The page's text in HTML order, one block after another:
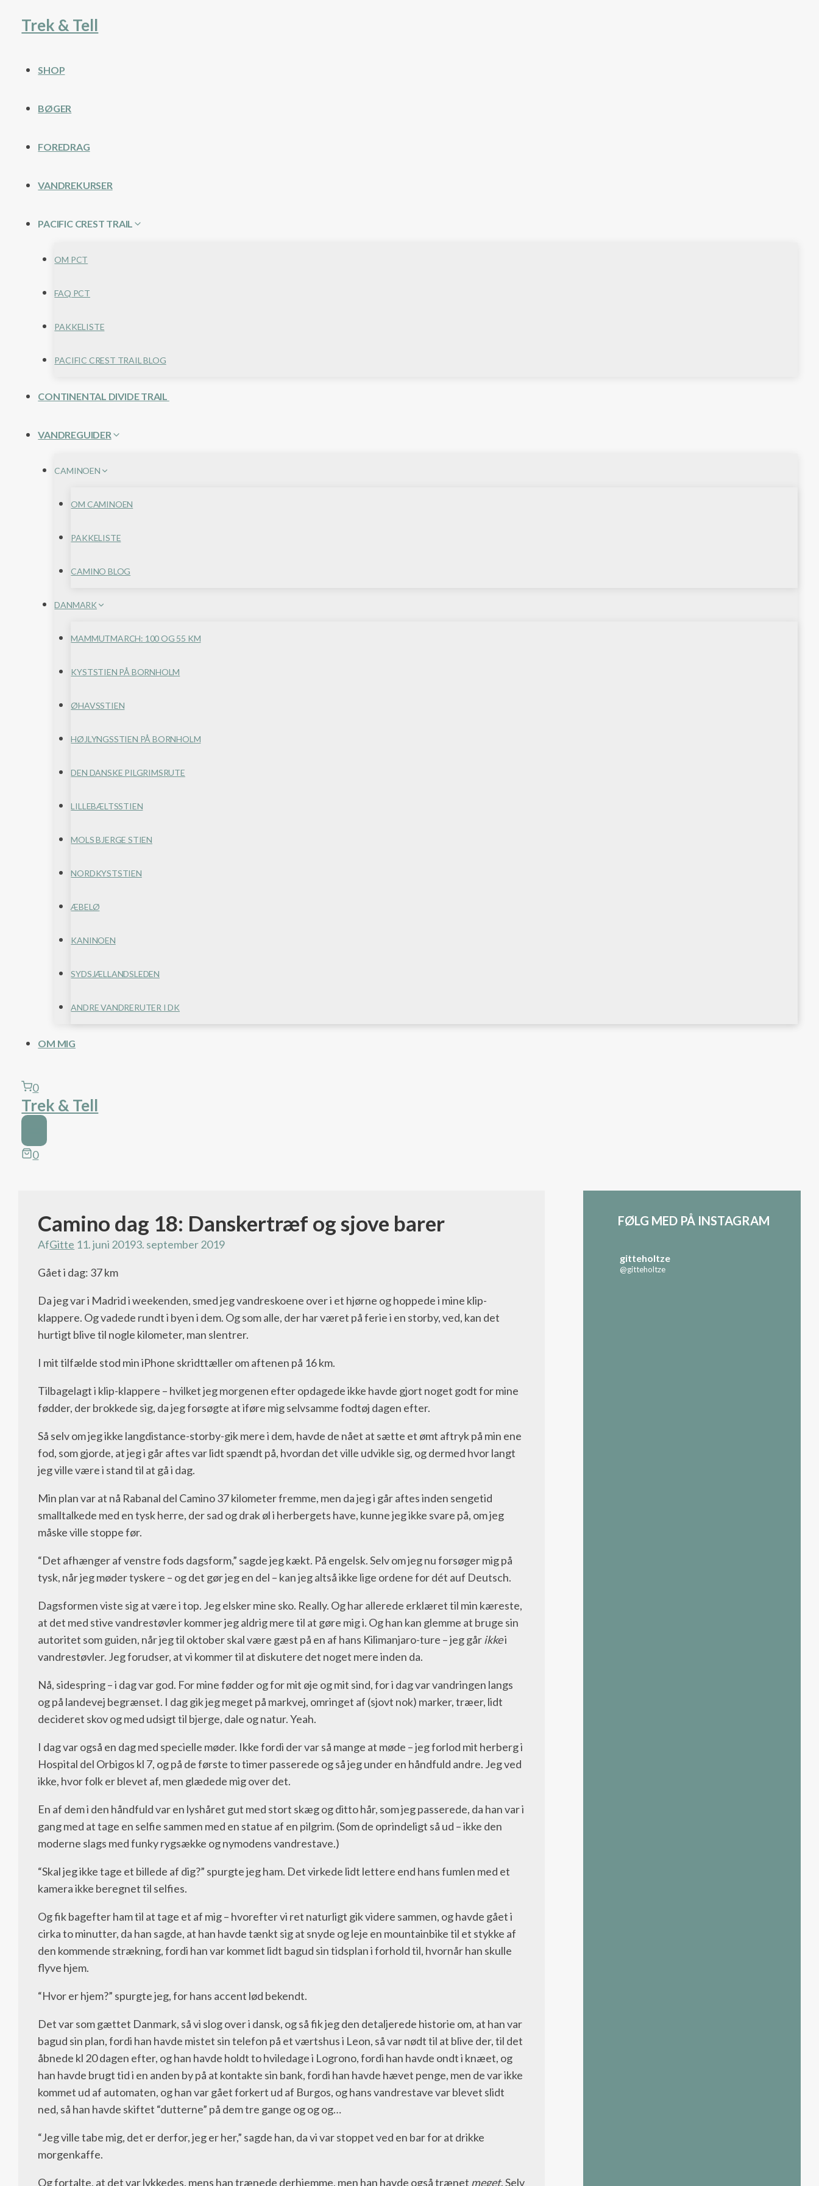
Trek & Tell
SHOP
BØGER
FOREDRAG
VANDREKURSER
PACIFIC CREST TRAIL
OM PCT
FAQ PCT
PAKKELISTE
PACIFIC CREST TRAIL BLOG
CONTINENTAL DIVIDE TRAIL
VANDREGUIDER
CAMINOEN
OM CAMINOEN
PAKKELISTE
CAMINO BLOG
DANMARK
MAMMUTMARCH: 100 OG 55 KM
KYSTSTIEN PÅ BORNHOLM
ØHAVSSTIEN
HØJLYNGSSTIEN PÅ BORNHOLM
DEN DANSKE PILGRIMSRUTE
LILLEBÆLTSSTIEN
MOLS BJERGE STIEN
NORDKYSTSTIEN
ÆBELØ
KANINOEN
SYDSJÆLLANDSLEDEN
ANDRE VANDRERUTER I DK
OM MIG
0
Trek & Tell
0
Camino
blog
Camino dag 18: Danskertræf og sjove barer
AfGitte 11. juni 20193. september 2019
Gået i dag: 37 km
Da jeg var i Madrid i weekenden, smed jeg vandreskoene over i et hjørne og hoppede i mine klip-
klappere. Og vadede rundt i byen i dem. Og som alle, der har været på ferie i en storby, ved, kan det
hurtigt blive til nogle kilometer, man slentrer.
I mit tilfælde stod min iPhone skridttæller om aftenen på 16 km.
Tilbagelagt i klip-klappere – hvilket jeg morgenen efter opdagede ikke havde gjort noget godt for mine
fødder, der brokkede sig, da jeg forsøgte at iføre mig selvsamme fodtøj dagen efter.
Så selv om jeg ikke langdistance-storby-gik mere i dem, havde de nået at sætte et ømt aftryk på min ene
fod, som gjorde, at jeg i går aftes var lidt spændt på, hvordan det ville udvikle sig, og dermed hvor langt
jeg ville være i stand til at gå i dag.
Min plan var at nå Rabanal del Camino 37 kilometer fremme, men da jeg i går aftes inden sengetid
smalltalkede med en tysk herre, der sad og drak øl i herbergets have, kunne jeg ikke svare på, om jeg
måske ville stoppe før.
“Det afhænger af venstre fods dagsform,” sagde jeg kækt. På engelsk. Selv om jeg nu forsøger mig på
tysk, når jeg møder tyskere – og det gør jeg en del – kan jeg altså ikke lige ordene for dét auf Deutsch.
Dagsformen viste sig at være i top. Jeg elsker mine sko. Really. Og har allerede erklæret til min kæreste,
at det med stive vandrestøvler kommer jeg aldrig mere til at gøre mig i. Og han kan glemme at bruge sin
autoritet som guiden, når jeg til oktober skal være gæst på en af hans Kilimanjaro-ture – jeg gårikkei
vandrestøvler. Jeg forudser, at vi kommer til at diskutere det noget mere inden da.
Nå, sidespring – i dag var god. For mine fødder og for mit øje og mit sind, for i dag var vandringen langs
og på landevej begrænset. I dag gik jeg meget på markvej, omringet af (sjovt nok) marker, træer, lidt
decideret skov og med udsigt til bjerge, dale og natur. Yeah.
I dag var også en dag med specielle møder. Ikke fordi der var så mange at møde – jeg forlod mit herberg i
Hospital del Orbigos kl 7, og på de første to timer passerede og så jeg under en håndfuld andre. Jeg ved
ikke, hvor folk er blevet af, men glædede mig over det.
En af dem i den håndfuld var en lyshåret gut med stort skæg og ditto hår, som jeg passerede, da han var i
gang med at tage en selfie sammen med en statue af en pilgrim. (Som de oprindeligt så ud – ikke den
moderne slags med funky rygsække og nymodens vandrestave.)
“Skal jeg ikke tage et billede af dig?” spurgte jeg ham. Det virkede lidt lettere end hans fumlen med et
kamera ikke beregnet til selfies.
Og fik bagefter ham til at tage et af mig – hvorefter vi ret naturligt gik videre sammen, og havde gået i
cirka to minutter, da han sagde, at han havde tænkt sig at snyde og leje en mountainbike til et stykke af
den kommende strækning, fordi han var kommet lidt bagud sin tidsplan i forhold til, hvornår han skulle
flyve hjem.
“Hvor er hjem?” spurgte jeg, for hans accent lød bekendt.
Det var som gættet Danmark, så vi slog over i dansk, og så fik jeg den detaljerede historie om, at han var
bagud sin plan, fordi han havde mistet sin telefon på et værtshus i Leon, så var nødt til at blive der, til det
åbnede kl 20 dagen efter, og han havde holdt to hviledage i Logrono, fordi han havde ondt i knæet, og
han havde brugt tid i en anden by på at kontakte sin bank, fordi han havde hævet penge, men de var ikke
kommet ud af automaten, og han var gået forkert ud af Burgos, og hans vandrestave var blevet slidt
ned, så han havde skiftet “dutterne” på dem tre gange og og og…
“Jeg ville tabe mig, det er derfor, jeg er her,” sagde han, da vi var stoppet ved en bar for at drikke
morgenkaffe.
Og fortalte, at det var lykkedes, mens han trænede derhjemme, men han havde også trænet meget. Selv
FØLG MED PÅ INSTAGRAM
gitteholtze
@gitteholtze